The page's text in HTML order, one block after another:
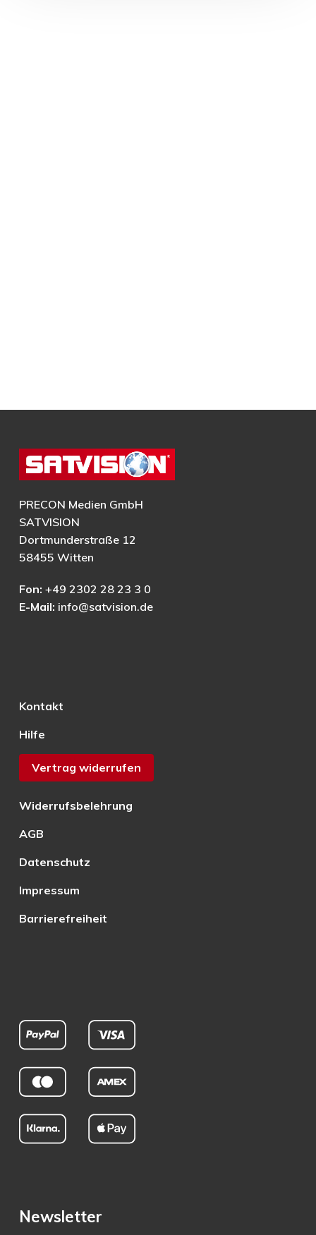
PRECON Medien GmbH
SATVISION
Dortmunderstraße 12
58455 Witten
Fon: +49 2302 28 23 3 0
E-Mail: info@satvision.de
Kontakt
Hilfe
Vertrag widerrufen
Widerrufsbelehrung
AGB
Datenschutz
Impressum
Barrierefreiheit
Newsletter